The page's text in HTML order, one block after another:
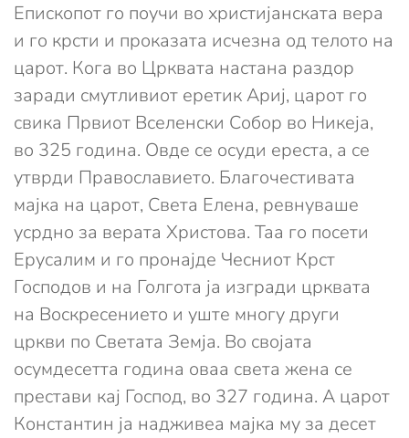
Епископот го поучи во христијанската вера
и го крсти и проказата исчезна од телото на
царот. Кога во Црквата настана раздор
заради смутливиот еретик Ариј, царот го
свика Првиот Вселенски Собор во Никеја,
во 325 година. Овде се осуди ереста, а се
утврди Православието. Благочестивата
мајка на царот, Света Елена, ревнуваше
усрдно за верата Христова. Таа го посети
Ерусалим и го пронајде Чесниот Крст
Господов и на Голгота ја изгради црквата
на Воскресението и уште многу други
цркви по Светата Земја. Во својата
осумдесетта година оваа света жена се
престави кај Господ, во 327 година. А царот
Константин ја надживеа мајка му за десет